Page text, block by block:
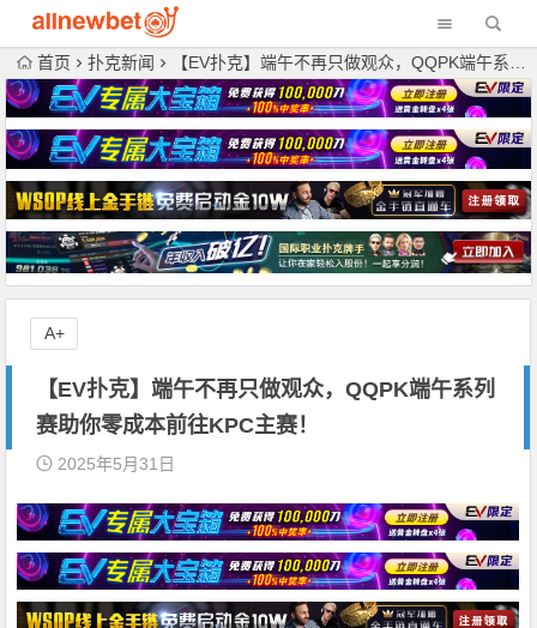
首页 扑克新闻 【EV扑克】端午不再只做观众，QQPK端午系列赛助你零成本前往KPC主赛！
【EV扑克】端午不再只做观众，QQPK端午系列
赛助你零成本前往KPC主赛！
2025年5月31日
A+